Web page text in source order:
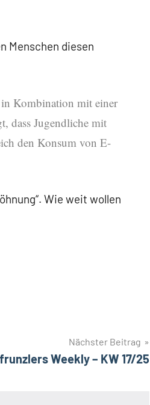
Menschen diesen
in Kombination mit einer
dass Jugendliche mit
den Konsum von E-
Wie weit wollen
Nächster Beitrag
Weekly – KW 17/25